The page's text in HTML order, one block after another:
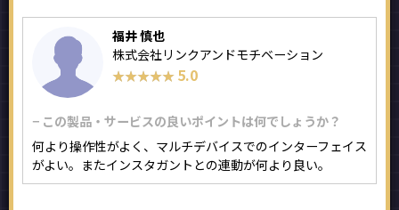
福井 慎也
株式会社リンクアンドモチベーション
★★★★★
★★★★★ 5.0
− この製品・サービスの良いポイントは何でしょうか？
何より操作性がよく、マルチデバイスでのインターフェイス
がよい。またインスタガントとの連動が何より良い。